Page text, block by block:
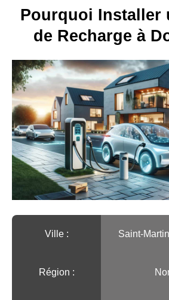
Pourquoi Installer
de Recharge à
Ville :️ Saint-
Région :️